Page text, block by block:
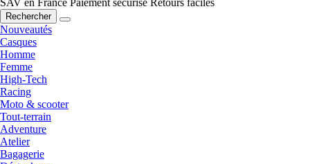
SAV en France Paiement sécurisé Retours faciles
Rechercher
Nouveautés
Casques
Homme
Femme
High-Tech
Racing
Moto & scooter
Tout-terrain
Adventure
Atelier
Bagagerie